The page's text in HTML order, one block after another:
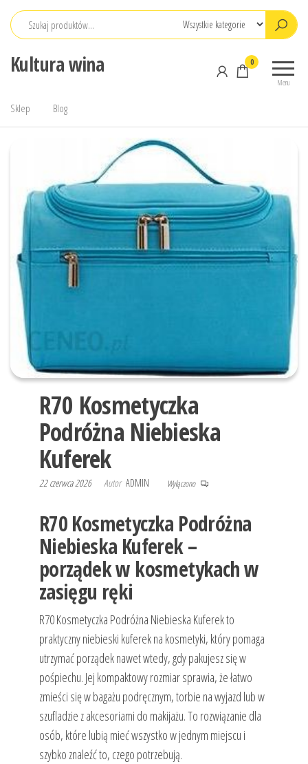
Przejdź
Kultura wina
Menu
0
Sklep Blog
R70 Kosmetyczka
Podróżna Niebieska
Kuferek
22 czerwca 2026 Autor ADMIN Wyłączono
R70 Kosmetyczka Podróżna
Niebieska Kuferek –
porządek w kosmetykach w
zasięgu ręki
R70 Kosmetyczka Podróżna Niebieska Kuferek to
praktyczny niebieski kuferek na kosmetyki, który pomaga
utrzymać porządek nawet wtedy, gdy pakujesz się w
pośpiechu. Jej kompaktowy rozmiar sprawia, że łatwo
zmieści się w bagażu podręcznym, torbie na wyjazd lub w
szufladzie z akcesoriami do makijażu. To rozwiązanie dla
osób, które lubią mieć wszystko w jednym miejscu i
szybko znaleźć to, czego potrzebują.